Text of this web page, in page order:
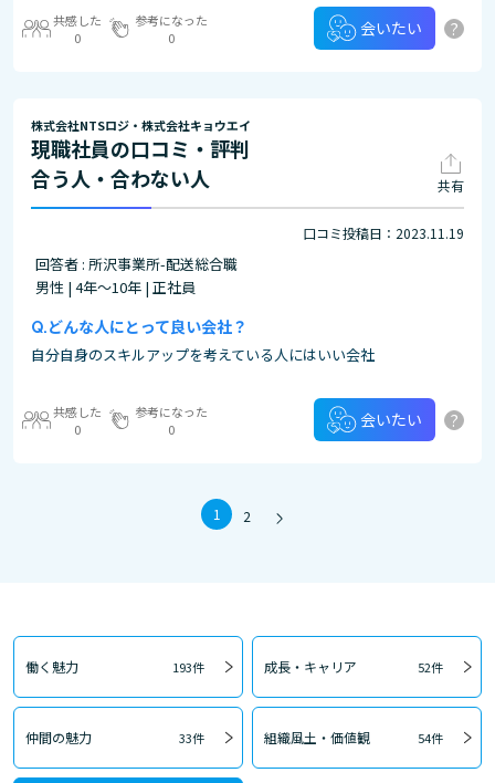
共感した
0
参考になった
0
会いたい ?
株式会社NTSロジ・株式会社キョウエイ
現職社員の口コミ・評判
合う人・合わない人
共有
口コミ投稿日：2023.11.19
回答者 : 所沢事業所-配送総合職
男性 | 4年～10年 | 正社員
どんな人にとって良い会社？
自分自身のスキルアップを考えている人にはいい会社
共感した
0
参考になった
0
会いたい ?
1 2
働く魅力 193件 成長・キャリア 52件
仲間の魅力 33件 組織風土・価値観 54件